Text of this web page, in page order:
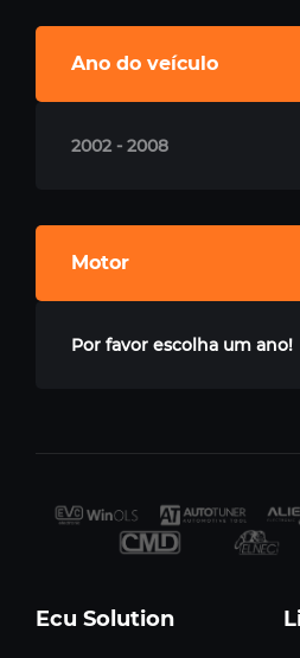
Ano do veículo
2002 - 2008
Motor
Por favor escolha um ano!
Ecu Solution